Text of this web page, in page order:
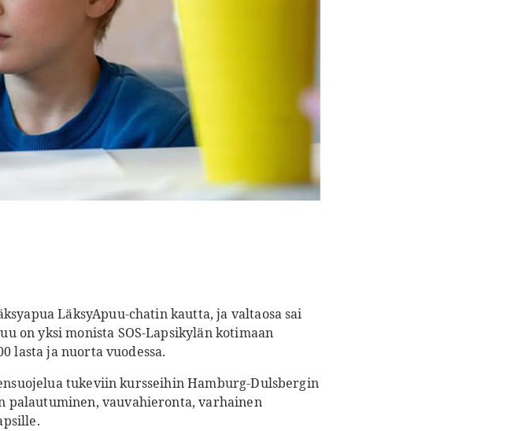
LäksyApuu-chatin kautta, ja valtaosa sai
on yksi monista SOS-Lapsikylän kotimaan
lasta ja nuorta vuodessa.
tukeviin kursseihin Hamburg-Dulsbergin
palautuminen, vauvahieronta, varhainen